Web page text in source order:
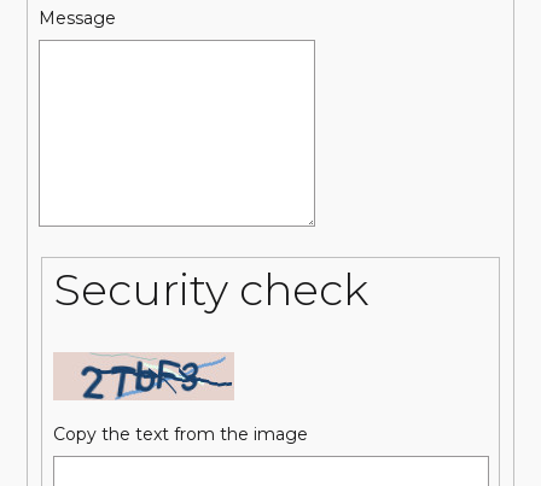
Message
Security check
Copy the text from the image